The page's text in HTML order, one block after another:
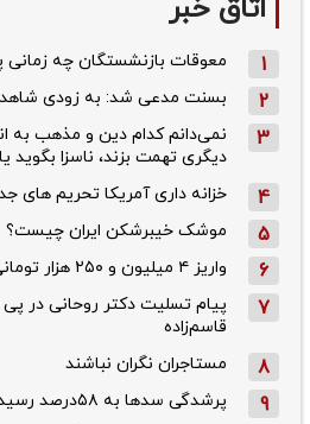
اتاق خبر
1 معوقات بازنشستگان چه
2 بسنت مدعی شد: به زودی شاهد
3
نمی‌دانم کدام دین و مذهب به
دیگری تهمت بزند، ناسزا بگوید
4 خزانه داری آمریکا تحریم های
5 موشک خیبرشکن ایران چیست؟
6 واریز ۴ میلیون و ۲۵۰ هزار تومانی
7
پیام تسلیت دکتر روحانی در
قاسم‌زاده
8 مستاجران نگران نباشند
9 پرشدگی سدها به ۵۸درصد رسید